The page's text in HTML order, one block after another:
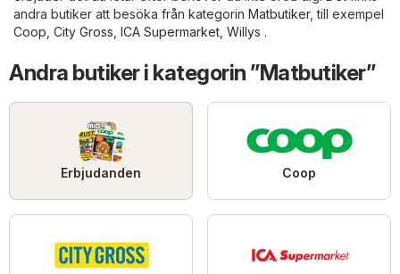
andra butiker att besöka från kategorin Matbutiker, till exempel
Coop City Gross ICA Supermarket Willys .
Andra butiker i kategorin ”Matbutiker”
Erbjudanden Coop